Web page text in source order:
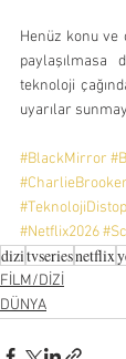
Henüz konu ve
paylaşılmasa
teknoloji
uyarılar
#BlackMirror
#CharlieBrooker
#Netflix2026
dizitvseriesnetflix
FİLM/DİZİ
DÜNYA